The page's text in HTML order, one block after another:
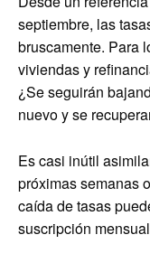
septiembre, las
bruscamente. Para
viviendas y
¿Se seguirán
nuevo y se
Es casi inútil
próximas semanas
caída de tasas
suscripción